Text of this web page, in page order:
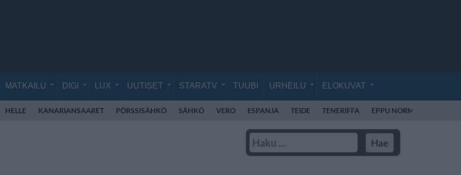
MATKAILU DIGI LUX UUTISET STARATV TUUBI URHEILU ELOKUVAT
HELLE KANARIANSAARET PÖRSSISÄHKÖ SÄHKÖ VERO ESPANJA TEIDE TENERIFFA EPPU NORMAALI